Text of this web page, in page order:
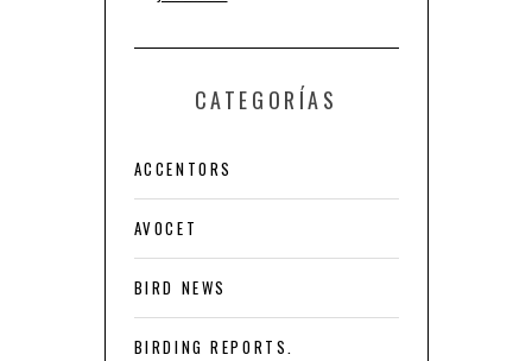
CATEGORÍAS
ACCENTORS
AVOCET
BIRD NEWS
BIRDING REPORTS.